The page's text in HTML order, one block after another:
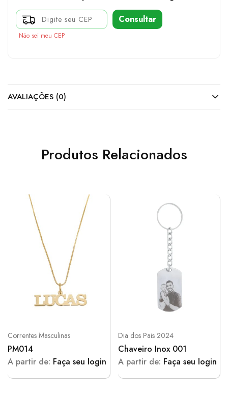
Consultar
Não sei meu CEP
AVALIAÇÕES (0)
Produtos Relacionados
Correntes Masculinas
PM014
A partir de: Faça seu login
Dia dos Pais 2024
Chaveiro Inox 001
A partir de: Faça seu login